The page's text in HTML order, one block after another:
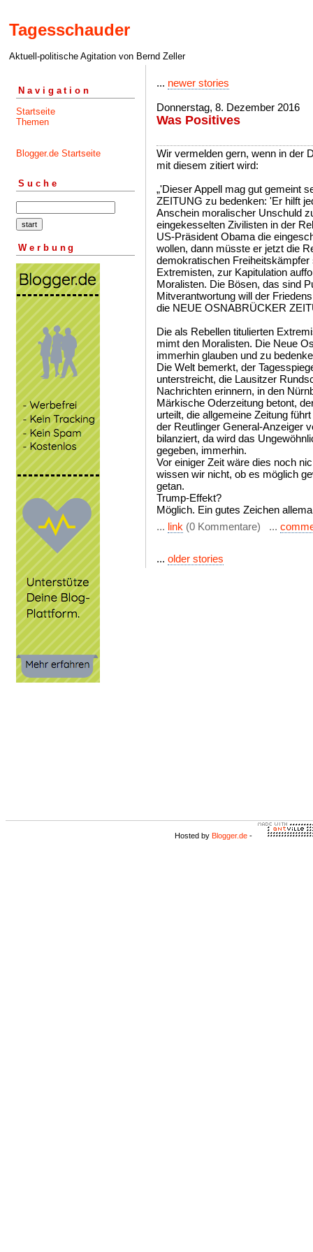
Tagesschauder
Aktuell-politische Agitation von Bernd Zeller
Navigation
Startseite
Themen
Blogger.de Startseite
Suche
Werbung
... newer stories
Donnerstag, 8. Dezember 2016
Was Positives
Wir vermelden gern, wenn in der
mit diesem zitiert wird:
„'Dieser Appell mag gut gemeint
ZEITUNG zu bedenken: 'Er hilft
Anschein moralischer Unschuld
eingekesselten Zivilisten in der
US-Präsident Obama die
wollen, dann müsste er jetzt die
demokratischen
Extremisten, zur Kapitulation
Moralisten. Die Bösen, das sind
Mitverantwortung will der
die NEUE OSNABRÜCKER
Die als Rebellen titulierten
mimt den Moralisten. Die Neue
immerhin glauben und zu
Die Welt bemerkt, der
unterstreicht, die Lausitzer
Nachrichten erinnern, in den
Märkische Oderzeitung betont,
urteilt, die allgemeine Zeitung
der Reutlinger General-Anzeiger
bilanziert, da wird das
gegeben, immerhin.
Vor einiger Zeit wäre dies noch
wissen wir nicht, ob es möglich
getan.
Trump-Effekt?
Möglich. Ein gutes Zeichen
... link (0 Kommentare) ...
... older stories
Hosted by Blogger.de -